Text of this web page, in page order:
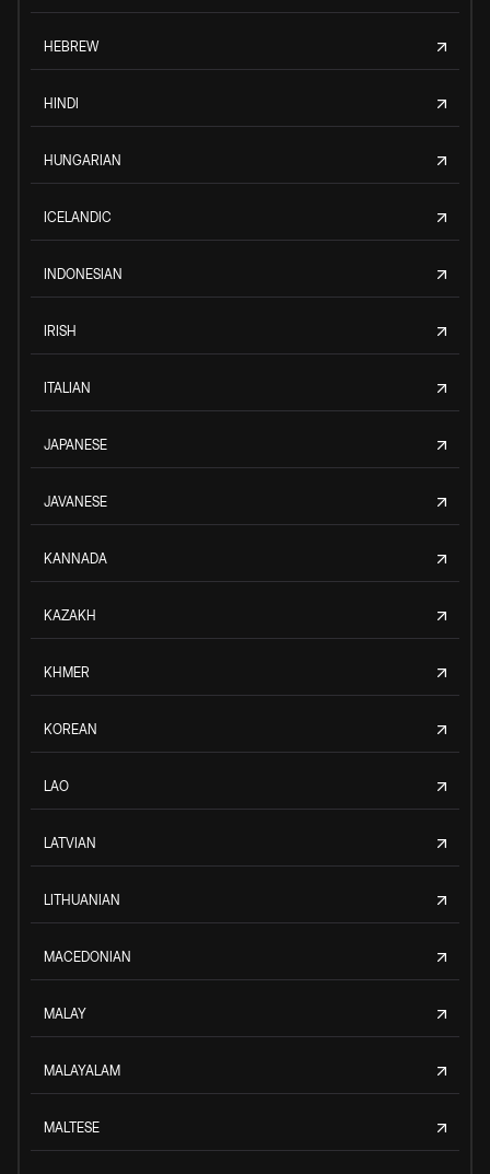
HEBREW
HINDI
HUNGARIAN
ICELANDIC
INDONESIAN
IRISH
ITALIAN
JAPANESE
JAVANESE
KANNADA
KAZAKH
KHMER
KOREAN
LAO
LATVIAN
LITHUANIAN
MACEDONIAN
MALAY
MALAYALAM
MALTESE